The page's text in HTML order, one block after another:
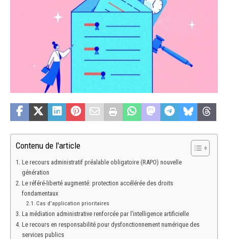
Contenu de l'article
Le recours administratif préalable obligatoire (RAPO) nouvelle
génération
Le référé-liberté augmenté: protection accélérée des droits
fondamentaux
Cas d’application prioritaires
La médiation administrative renforcée par l’intelligence artificielle
Le recours en responsabilité pour dysfonctionnement numérique des
services publics